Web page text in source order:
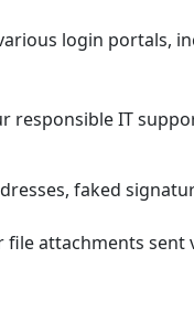
login portals,
responsible IT
faked
attachments sent